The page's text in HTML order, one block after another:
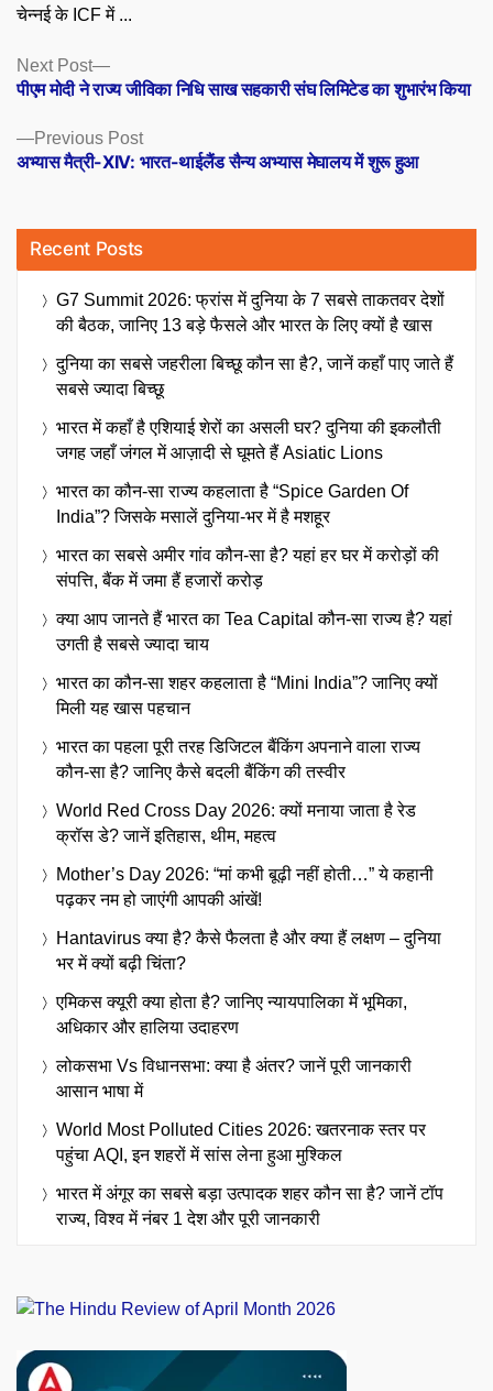
चेन्नई के ICF में ...
Posts
navigation
Previous PostPrevious
post:
अभ्यास मैत्री-XIV: भारत-थाईलैंड सैन्य अभ्यास मेघालय में शुरू हुआ
Next Post
Next
post:
पीएम मोदी ने राज्य जीविका निधि साख सहकारी संघ लिमिटेड का शुभारंभ किया
Recent Posts
G7 Summit 2026: फ्रांस में दुनिया के 7 सबसे ताकतवर देशों
की बैठक, जानिए 13 बड़े फैसले और भारत के लिए क्यों है खास
दुनिया का सबसे जहरीला बिच्छू कौन सा है?, जानें कहाँ पाए जाते हैं
सबसे ज्यादा बिच्छू
भारत में कहाँ है एशियाई शेरों का असली घर? दुनिया की इकलौती
जगह जहाँ जंगल में आज़ादी से घूमते हैं Asiatic Lions
भारत का कौन-सा राज्य कहलाता है “Spice Garden Of
India”? जिसके मसालें दुनिया-भर में है मशहूर
भारत का सबसे अमीर गांव कौन-सा है? यहां हर घर में करोड़ों की
संपत्ति, बैंक में जमा हैं हजारों करोड़
क्या आप जानते हैं भारत का Tea Capital कौन-सा राज्य है? यहां
उगती है सबसे ज्यादा चाय
भारत का कौन-सा शहर कहलाता है “Mini India”? जानिए क्यों
मिली यह खास पहचान
भारत का पहला पूरी तरह डिजिटल बैंकिंग अपनाने वाला राज्य
कौन-सा है? जानिए कैसे बदली बैंकिंग की तस्वीर
World Red Cross Day 2026: क्यों मनाया जाता है रेड
क्रॉस डे? जानें इतिहास, थीम, महत्व
Mother’s Day 2026: “मां कभी बूढ़ी नहीं होती…” ये कहानी
पढ़कर नम हो जाएंगी आपकी आंखें!
Hantavirus क्या है? कैसे फैलता है और क्या हैं लक्षण – दुनिया
भर में क्यों बढ़ी चिंता?
एमिकस क्यूरी क्या होता है? जानिए न्यायपालिका में भूमिका,
अधिकार और हालिया उदाहरण
लोकसभा Vs विधानसभा: क्या है अंतर? जानें पूरी जानकारी
आसान भाषा में
World Most Polluted Cities 2026: खतरनाक स्तर पर
पहुंचा AQI, इन शहरों में सांस लेना हुआ मुश्किल
भारत में अंगूर का सबसे बड़ा उत्पादक शहर कौन सा है? जानें टॉप
राज्य, विश्व में नंबर 1 देश और पूरी जानकारी